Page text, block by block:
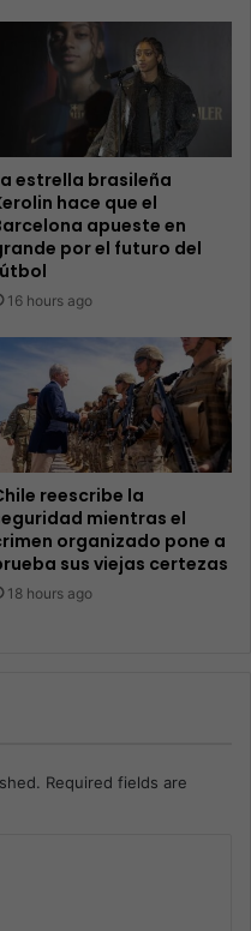
estrella brasileña
hace que el
apueste en
por el futuro del
16 hours ago
reescribe la
mientras el
organizado pone a
sus viejas certezas
18 hours ago
Required fields are